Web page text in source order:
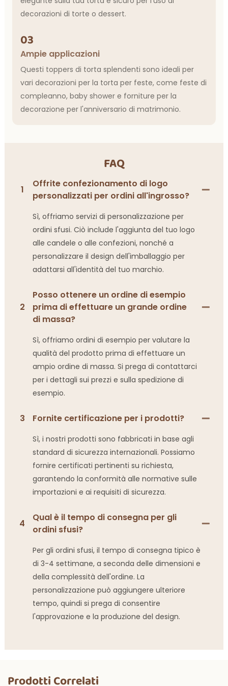
decorazioni di torte o dessert.
03
Ampie applicazioni
Questi toppers di torta splendenti sono ideali per
vari decorazioni per la torta per feste, come feste di
compleanno, baby shower e forniture per la
decorazione per l'anniversario di matrimonio.
FAQ
1
Offrite confezionamento di logo
personalizzati per ordini all'ingrosso?
Sì, offriamo servizi di personalizzazione per
ordini sfusi. Ciò include l'aggiunta del tuo logo
alle candele o alle confezioni, nonché a
personalizzare il design dell'imballaggio per
adattarsi all'identità del tuo marchio.
2
Posso ottenere un ordine di esempio
prima di effettuare un grande ordine
di massa?
Sì, offriamo ordini di esempio per valutare la
qualità del prodotto prima di effettuare un
ampio ordine di massa. Si prega di contattarci
per i dettagli sui prezzi e sulla spedizione di
esempio.
3 Fornite certificazione per i prodotti?
Sì, i nostri prodotti sono fabbricati in base agli
standard di sicurezza internazionali. Possiamo
fornire certificati pertinenti su richiesta,
garantendo la conformità alle normative sulle
importazioni e ai requisiti di sicurezza.
4
Qual è il tempo di consegna per gli
ordini sfusi?
Per gli ordini sfusi, il tempo di consegna tipico è
di 3-4 settimane, a seconda delle dimensioni e
della complessità dell'ordine. La
personalizzazione può aggiungere ulteriore
tempo, quindi si prega di consentire
l'approvazione e la produzione del design.
Prodotti Correlati